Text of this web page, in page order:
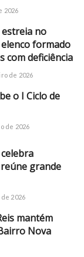
2026
no
formado
com deficiência
de 2026
o I Ciclo de
de 2026
grande
2026
mantém
Nova